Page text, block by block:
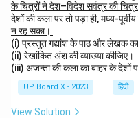
के चित्रों ने देश–विदेश सर्वत्र की
देशों की कला पर तो पड़ा ही, मध्य-
न रह सका।
(i) प्रस्तुत गद्यांश के पाठ और लेखक का
(ii) रेखांकित अंश की व्याख्या कीजिए।
(iii) अजन्ता की कला का बाहर के देशों
UP Board X - 2023 हिंदी
View Solution